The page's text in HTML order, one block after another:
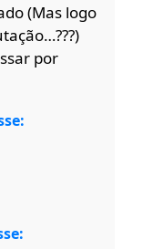
(Mas logo
por